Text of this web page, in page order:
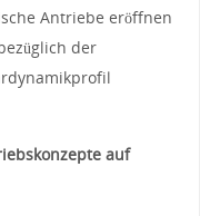
Antriebe eröffnen
‌der
auf